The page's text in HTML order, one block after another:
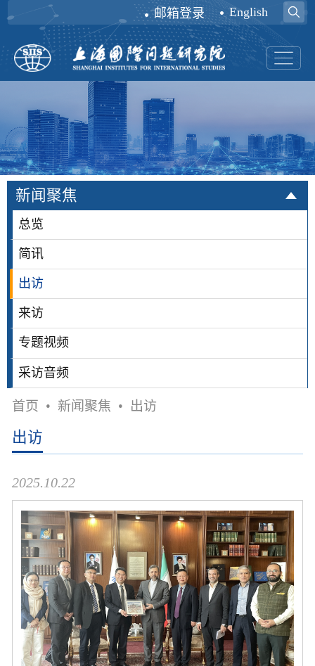
邮箱登录 English
新闻聚焦
总览
简讯
出访
来访
专题视频
采访音频
首页 • 新闻聚焦 • 出访
出访
2025.10.22